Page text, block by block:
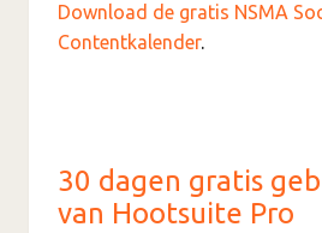
Download de gratis NSMA
Contentkalender.
30 dagen gratis
van Hootsuite Pro